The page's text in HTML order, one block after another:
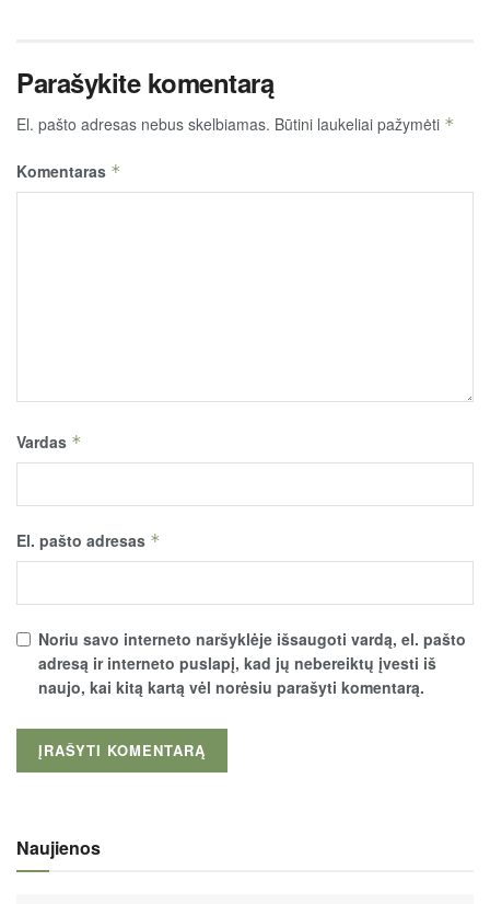
Parašykite komentarą
El. pašto adresas nebus skelbiamas. Būtini laukeliai pažymėti *
Komentaras *
Vardas *
El. pašto adresas *
Noriu savo interneto naršyklėje išsaugoti vardą, el. pašto
adresą ir interneto puslapį, kad jų nebereiktų įvesti iš
naujo, kai kitą kartą vėl norėsiu parašyti komentarą.
Naujienos